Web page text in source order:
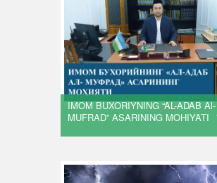
IMOM BUXORIYNING “AL-ADAB Al-
MUFRAD” ASARINING MOHIYATI